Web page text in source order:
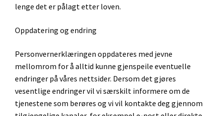
lenge det er pålagt etter loven.
Oppdatering og endring
Personvernerklæringen oppdateres med jevne
mellomrom for å alltid kunne gjenspeile eventuelle
endringer på våres nettsider. Dersom det gjøres
vesentlige endringer vil vi særskilt informere om de
tjenestene som berøres og vi vil kontakte deg gjennom